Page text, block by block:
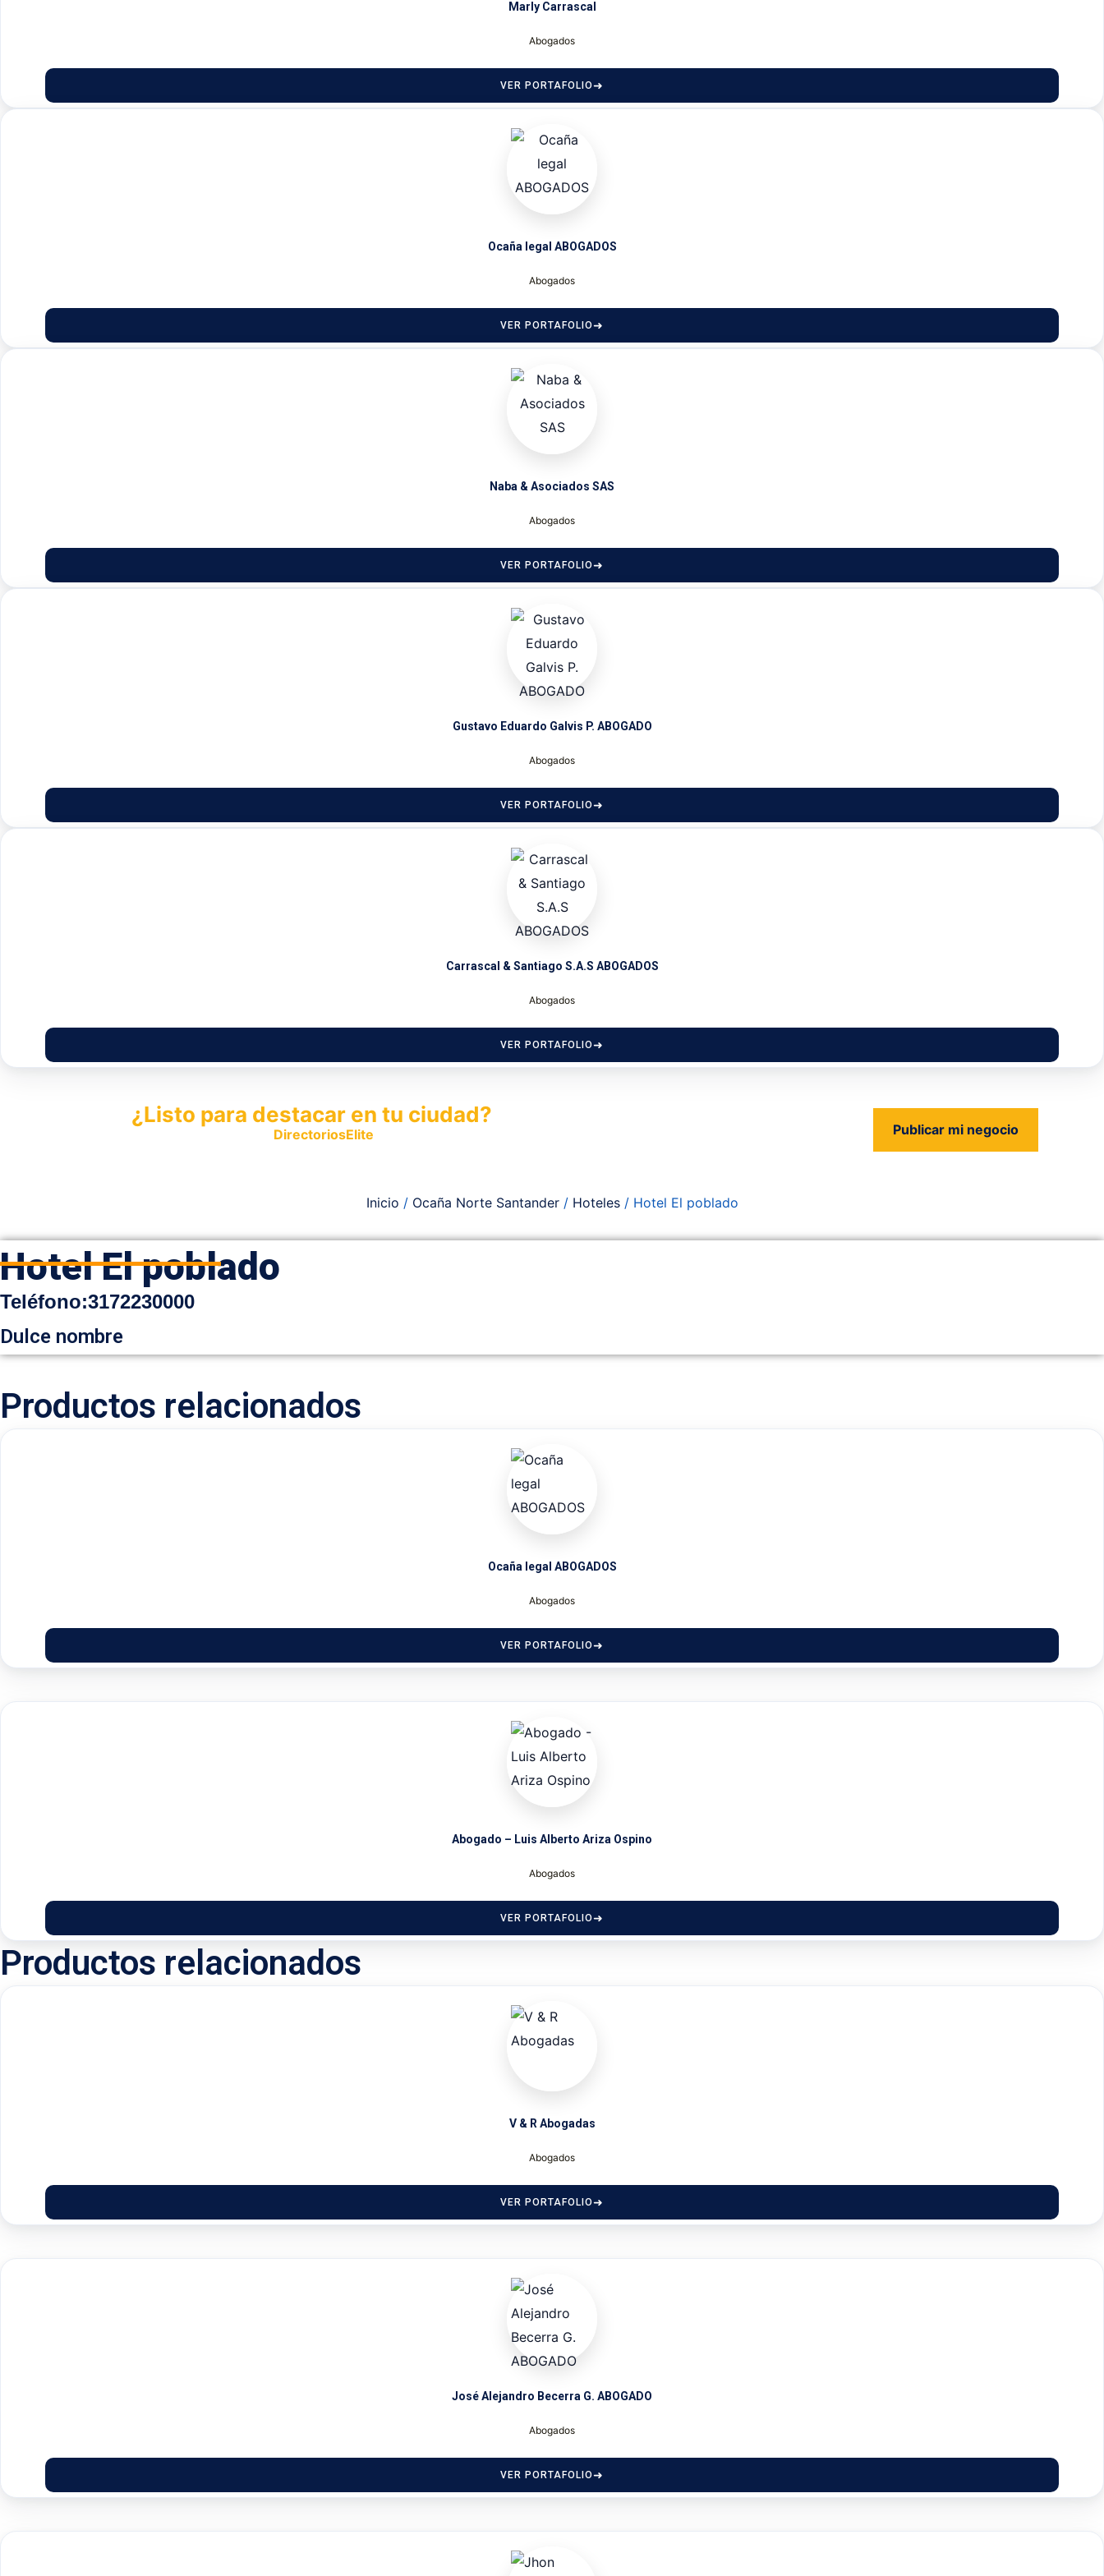
Marly Carrascal
Abogados
VER PORTAFOLIO
Ocaña legal ABOGADOS
Abogados
VER PORTAFOLIO
Naba & Asociados SAS
Abogados
VER PORTAFOLIO
Gustavo Eduardo Galvis P. ABOGADO
Abogados
VER PORTAFOLIO
Carrascal & Santiago S.A.S ABOGADOS
Abogados
VER PORTAFOLIO
¿Listo para destacar en tu ciudad?
DirectoriosElite Publicar mi negocio
Inicio / Ocaña Norte Santander/ Hoteles/ Hotel El poblado
Hotel El poblado
Teléfono:3172230000
Dulce nombre
Productos relacionados
Ocaña legal ABOGADOS
Abogados
VER PORTAFOLIO
Abogado – Luis Alberto Ariza Ospino
Abogados
VER PORTAFOLIO
Productos relacionados
V & R Abogadas
Abogados
VER PORTAFOLIO
José Alejandro Becerra G. ABOGADO
Abogados
VER PORTAFOLIO